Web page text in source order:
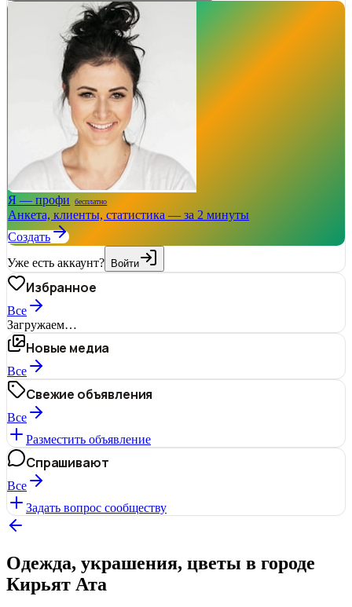
Я — профи бесплатно
Анкета, клиенты, статистика — за 2 минуты
Создать
Уже есть аккаунт? Войти
Избранное
Все
Загружаем…
Новые медиа
Все
Свежие объявления
Все
Разместить объявление
Спрашивают
Все
Задать вопрос сообществу
Одежда, украшения, цветы в городе
Кирьят Ата